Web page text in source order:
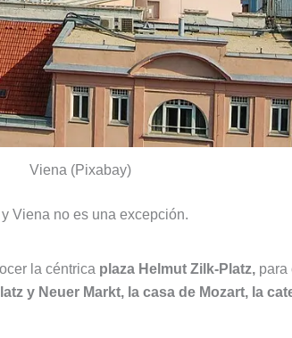
Viena (Pixabay)
Viena no es una excepción.
la céntrica plaza Helmut Zilk-Platz, para
y Neuer Markt, la casa de Mozart, la